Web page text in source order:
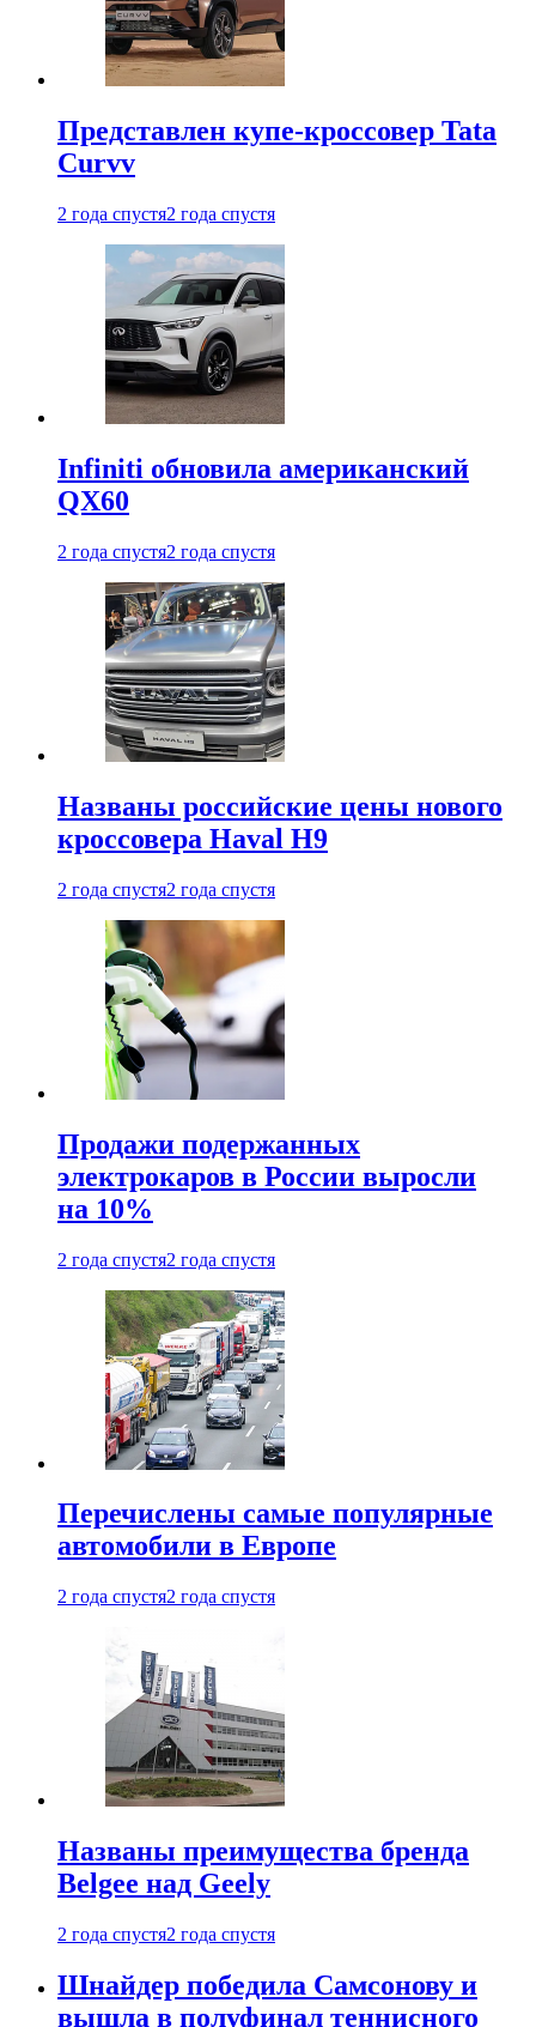
Представлен купе-кроссовер Tata
Curvv
2 года спустя2 года спустя
Infiniti обновила американский
QX60
2 года спустя2 года спустя
Названы российские цены нового
кроссовера Haval H9
2 года спустя2 года спустя
Продажи подержанных
электрокаров в России выросли
на 10%
2 года спустя2 года спустя
Перечислены самые популярные
автомобили в Европе
2 года спустя2 года спустя
Названы преимущества бренда
Belgee над Geely
2 года спустя2 года спустя
Шнайдер победила Самсонову и
вышла в полуфинал теннисного